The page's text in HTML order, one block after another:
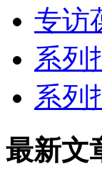
专访
系列
系列
最新文